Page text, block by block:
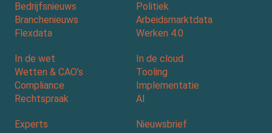
Bedrijfsnieuws
Branchenieuws
Flexdata
Politiek
Arbeidsmarktdata
Werken 4.0
In de wet
Wetten & CAO’s
Compliance
Rechtspraak
In de cloud
Tooling
Implementatie
AI
Experts
Nieuwsbrief